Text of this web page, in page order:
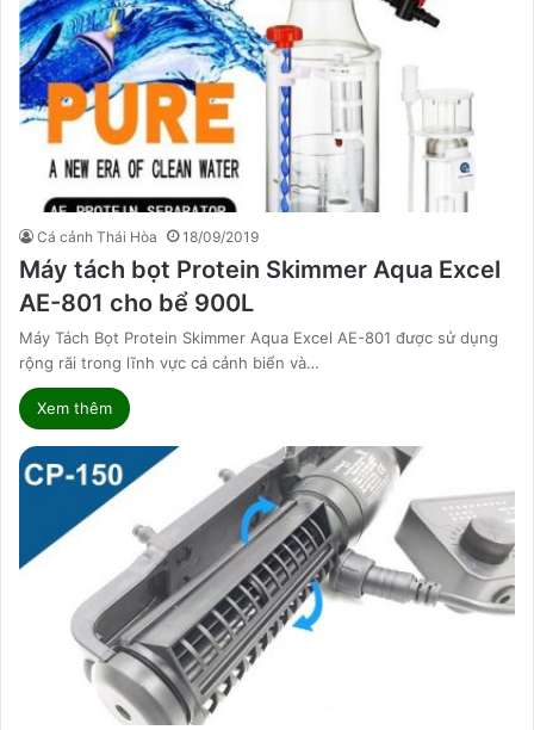
Cá cảnh Thái Hòa 18/09/2019
Máy tách bọt Protein Skimmer Aqua Excel
AE-801 cho bể 900L
Máy Tách Bọt Protein Skimmer Aqua Excel AE-801 được sử dụng
rộng rãi trong lĩnh vực cá cảnh biển và…
Xem thêm